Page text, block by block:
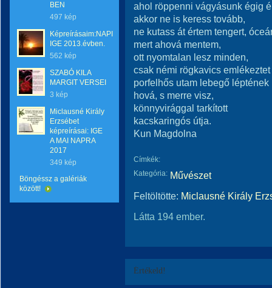
BEN
497 kép
Képreírásaim:NAPI
IGE 2013.évben.
562 kép
SZABÓ KILA
MARGIT VERSEI
3 kép
Miclausné Király
Erzsébet
képreírásai: IGE
A MAI NAPRA
2017
349 kép
Böngéssz a galériák
között!
ahol röppenni vágyásunk égig
akkor ne is keress tovább,
ne kutass át értem tengert,
mert ahová mentem,
ott nyomtalan lesz minden,
csak némi rögkavics emlékeztet
porfelhős utam lebegő léptének
hová, s merre visz,
könnyvirággal tarkított
kacskaringós útja.
Kun Magdolna
Címkék:
Kategória: Művészet
Feltöltötte: Miclausné Király
Látta 194 ember.
Értékeld!